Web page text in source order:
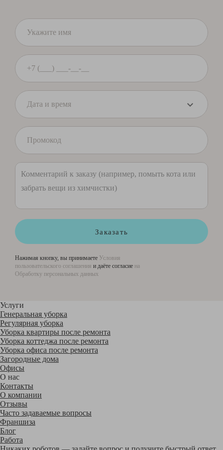
Заказать
Нажимая кнопку, вы принимаете Условия
пользовательского соглашения и даёте согласие на
Обработку персональных данных
Услуги
Генеральная уборка
Регулярная уборка
Уборка квартиры после ремонта
Уборка коттеджа после ремонта
Уборка офиса после ремонта
Загородные дома
Офисы
О нас
Контакты
О компании
Отзывы
Часто задаваемые вопросы
Франшиза
Блог
Работа